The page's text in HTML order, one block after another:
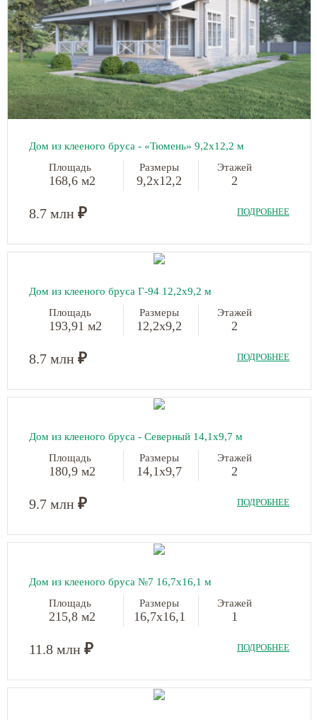
Дом из клееного бруса - «Тюмень» 9,2х12,2 м
Площадь
168,6 м2
Размеры
9,2х12,2
Этажей
2
8.7 млн ₽ ПОДРОБНЕЕ
Дом из клееного бруса Г-94 12,2х9,2 м
Площадь
193,91 м2
Размеры
12,2х9,2
Этажей
2
8.7 млн ₽ ПОДРОБНЕЕ
Дом из клееного бруса - Северный 14,1х9,7 м
Площадь
180,9 м2
Размеры
14,1х9,7
Этажей
2
9.7 млн ₽ ПОДРОБНЕЕ
Дом из клееного бруса №7 16,7х16,1 м
Площадь
215,8 м2
Размеры
16,7х16,1
Этажей
1
11.8 млн ₽ ПОДРОБНЕЕ